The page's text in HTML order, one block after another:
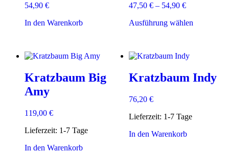
54,90 €
In den Warenkorb
47,50 €– 54,90 €
Ausführung wählenDieses
Die
Optionen
Kratzbaum Big
Amy
119,00 €
Lieferzeit: 1-7 Tage
In den Warenkorb
Kratzbaum Indy
76,20 €
Lieferzeit: 1-7 Tage
In den Warenkorb